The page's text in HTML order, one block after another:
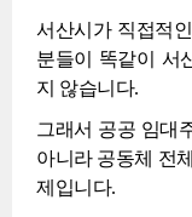
서산시가 직접적
분들이 똑같이 서
지 않습니다.
그래서 공공 임대
아니라 공동체 전
제입니다.